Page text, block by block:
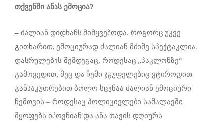
თქვენში ანას ემოცია?
– ძალიან დიდხანს მიმყვებოდა. როგორც უკვე
გითხარით, ემოციურად ძალიან მძიმე სპექტაკლია.
დასრულების შემდეგაც, როდესაც „პაკლონზე“
გამოვედით, მეც და ჩემი ჯგუფელებიც ვტიროდით.
განსაკუთრებით ბოლო სცენაა ძალიან ემოციური
ჩემთვის – როდესაც პოლიციელები სამალავში
მყოფებს იპოვნიან და ანა თავის დღიურს